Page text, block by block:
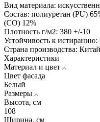
Вид материала:
Состав: полиуретан (PU)
(CO) 12%
Плотность г/м2: 380 +/-10
Устойчивость к истиранию:
Страна производства: Китай
Характеристики
Материал и цвет
Цвет фасада
Белый
Размеры
Высота, см
108
Ширина, см